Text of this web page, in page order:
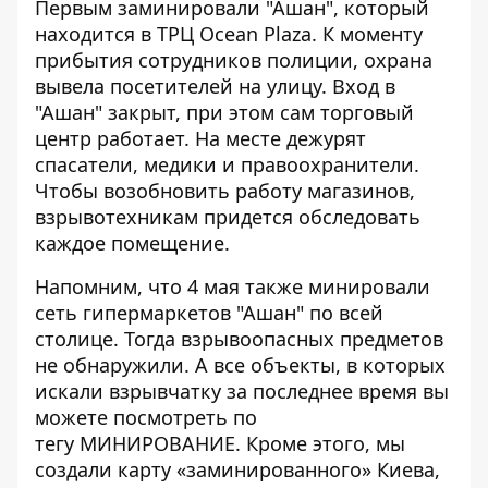
Первым заминировали "Ашан", который
находится в ТРЦ Ocean Plaza. К моменту
прибытия сотрудников полиции, охрана
вывела посетителей на улицу. Вход в
"Ашан" закрыт, при этом сам торговый
центр работает. На месте дежурят
спасатели, медики и правоохранители.
Чтобы возобновить работу магазинов,
взрывотехникам придется обследовать
каждое помещение.
Напомним, что 4 мая также минировали
сеть гипермаркетов "Ашан" по всей
столице. Тогда взрывоопасных предметов
не обнаружили. А все объекты, в которых
искали взрывчатку за последнее время вы
можете посмотреть по
тегу МИНИРОВАНИЕ. Кроме этого, мы
создали карту «заминированного» Киева,